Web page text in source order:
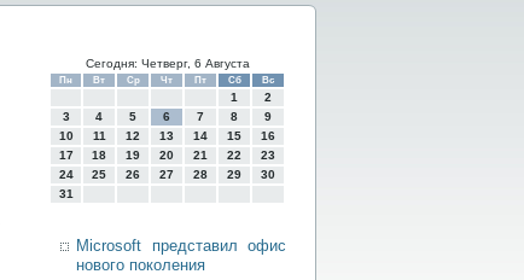
Сегодня: Четверг, 6 Августа
Пн Вт Ср Чт Пт Сб Вс
1
2
3
4 5 6 7 8
9
10
11 12 13 14 15
16
17
18 19 20 21 22
23
24
25 26 27 28 29
30
31
Microsoft представил офис
нового поколения